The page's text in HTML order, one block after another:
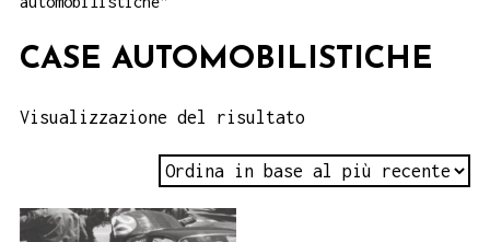
CASE AUTOMOBILISTICHE
Visualizzazione del risultato